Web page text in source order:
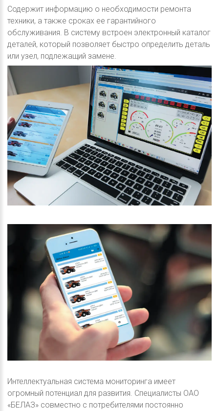
Содержит информацию о необходимости ремонта
техники, а также сроках ее гарантийного
обслуживания. В систему встроен электронный каталог
деталей, который позволяет быстро определить деталь
или узел, подлежащий замене.
Интеллектуальная система мониторинга имеет
огромный потенциал для развития. Специалисты ОАО
«БЕЛАЗ» совместно с потребителями постоянно